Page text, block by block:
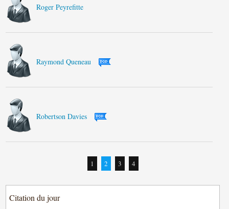
Roger Peyrefitte
Raymond Queneau
Robertson Davies
1 2 3 4
Citation du jour